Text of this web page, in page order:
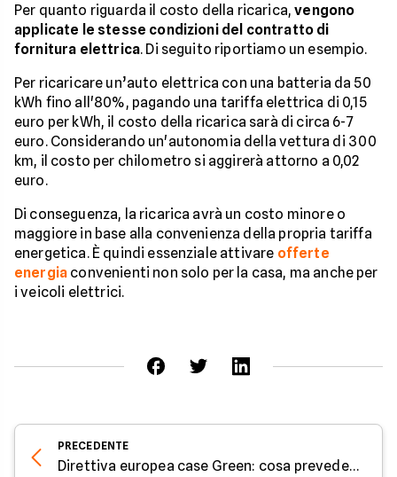
Per quanto riguarda il costo della ricarica,vengono
applicate le stesse condizioni del contratto di
fornitura elettrica. Di seguito riportiamo un esempio.
Per ricaricare un’auto elettrica con una batteria da 50
kWh fino all'80%, pagando una tariffa elettrica di 0,15
euro per kWh, il costo della ricarica sarà di circa 6-7
euro. Considerando un'autonomia della vettura di 300
km, il costo per chilometro si aggirerà attorno a 0,02
euro.
Di conseguenza, la ricarica avrà un costo minore o
maggiore in base alla convenienza della propria tariffa
energetica. È quindi essenziale attivare offerte
energia convenienti non solo per la casa, ma anche per
i veicoli elettrici.
PRECEDENTE
Direttiva europea case Green: cosa prevede - Parola all'Esperto